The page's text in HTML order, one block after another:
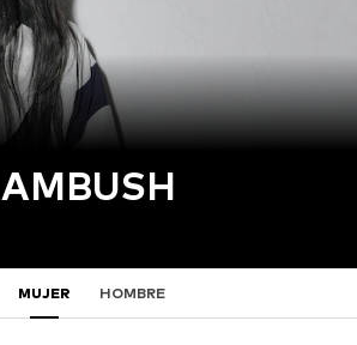
AMBUSH
MUJER HOMBRE